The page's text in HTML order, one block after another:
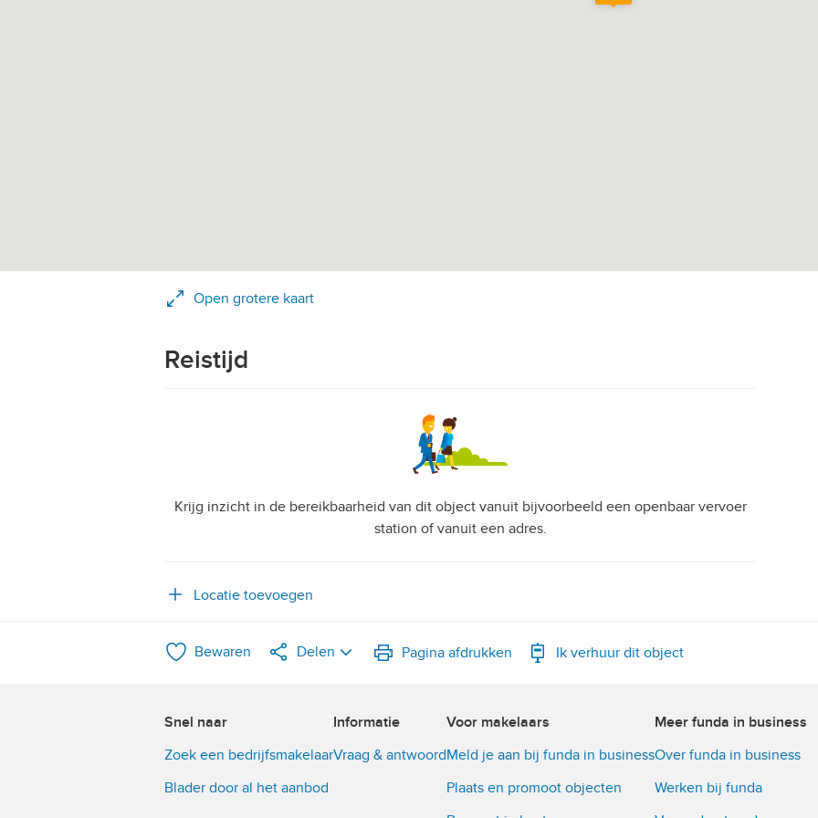
Open grotere kaart
Reistijd
Krijg inzicht in de bereikbaarheid van dit object vanuit bijvoorbeeld een openbaar vervoer
station of vanuit een adres.
Locatie toevoegen
Bewaren Delen Pagina afdrukken Ik verhuur dit object
Snel naar
Zoek een bedrijfsmakelaar
Blader door al het aanbod
Informatie
Vraag & antwoord
Voor makelaars
Meld je aan bij funda in business
Plaats en promoot objecten
Meer funda in business
Over funda in business
Werken bij funda